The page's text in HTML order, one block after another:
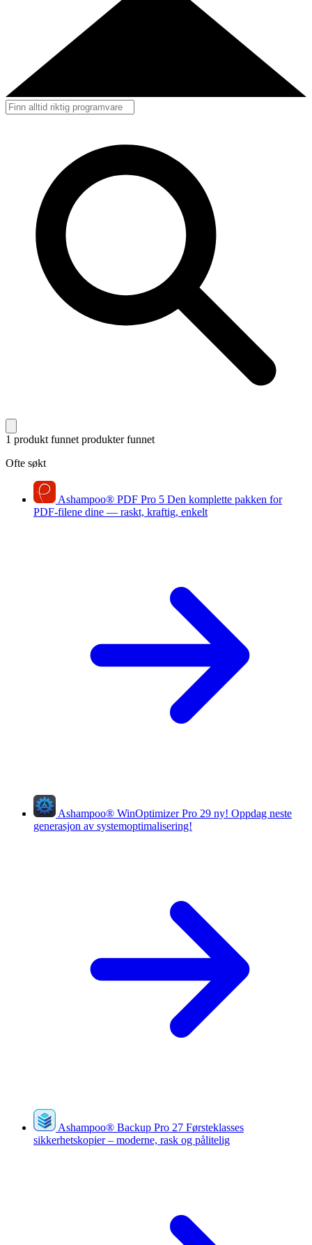
1 produkt funnet produkter funnet
Ofte søkt
Ashampoo® PDF Pro 5 Den komplette pakken for
PDF-filene dine — raskt, kraftig, enkelt
Ashampoo® WinOptimizer Pro 29 ny! Oppdag neste
generasjon av systemoptimalisering!
Ashampoo® Backup Pro 27 Førsteklasses
sikkerhetskopier – moderne, rask og pålitelig